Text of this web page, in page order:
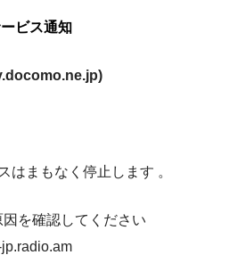
ビス通知
はまもなく停止します 。
を確認してください